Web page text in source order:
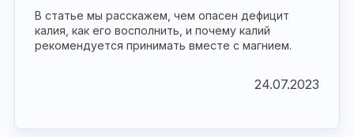
В статье мы расскажем, чем опасен дефицит
калия, как его восполнить, и почему калий
рекомендуется принимать вместе с магнием.
24.07.2023